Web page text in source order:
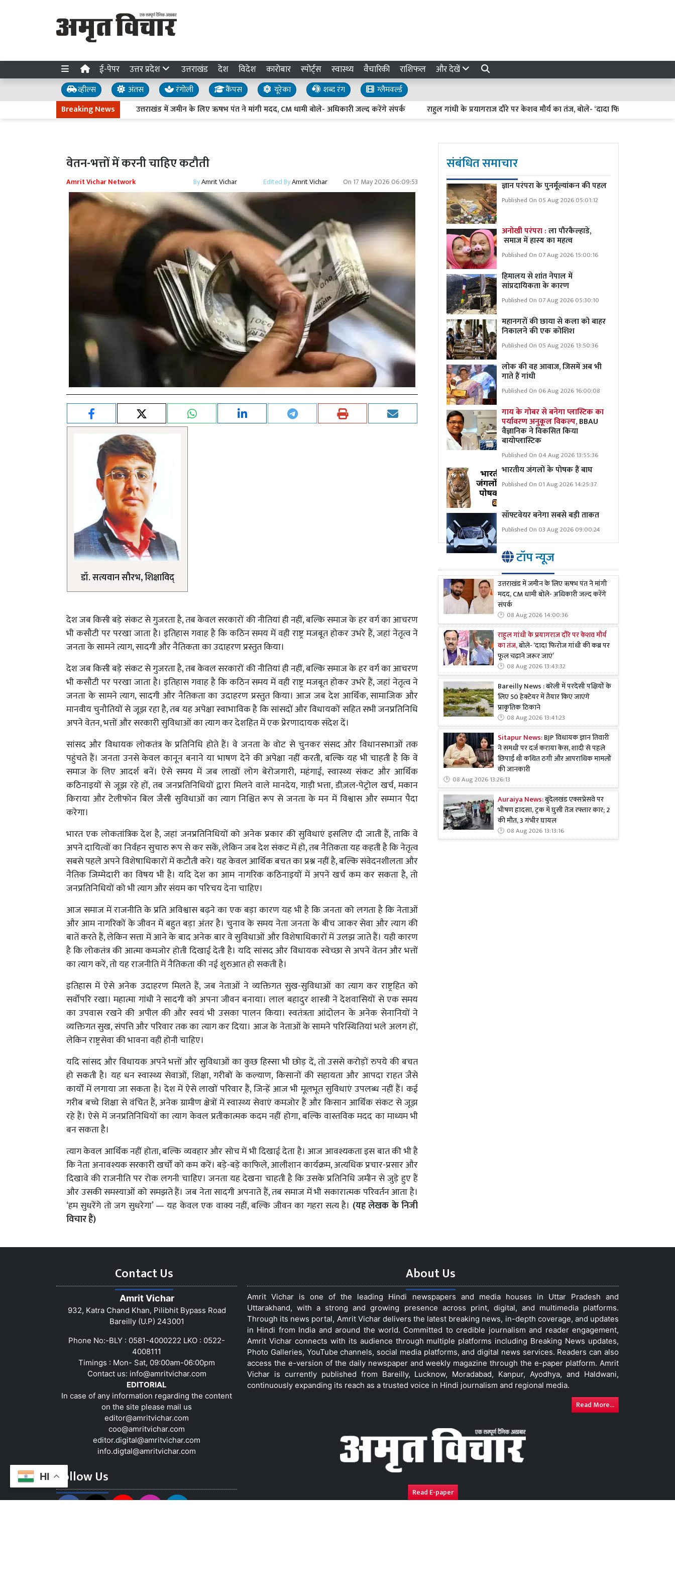
ई-पेपर उत्तर प्रदेश उत्तराखंड देश विदेश कारोबार स्पोर्ट्स स्वास्थ्य वैचारिकी राशिफल और देखें
व्हील्स अंतस रंगोली कैंपस यूरेका शब्द रंग
ग्लैमवर्ल्ड
Breaking Newsउत्तराखंड में जमीन के लिए ऋषभ पंत ने मांगी मदद, CM धामी बोले- अधिकारी जल्द करेंगे संपर्क राहुल गांधी के प्रयागराज दौरे पर केशव मौर्य का तंज, बोले- ‘दादा फिरोज गांधी की कब्र पर
HI
वेतन-भत्तों में करनी चाहिए कटौती
Amrit Vichar Network ByAmrit Vichar Edited ByAmrit Vichar On 17 May 2026 06:09:53
डॉ. सत्यवान सौरभ, शिक्षाविद्
देश जब किसी बड़े संकट से गुजरता है, तब केवल सरकारों की नीतियां ही नहीं, बल्कि समाज के हर वर्ग का आचरण
भी कसौटी पर परखा जाता है। इतिहास गवाह है कि कठिन समय में वही राष्ट्र मजबूत होकर उभरे हैं, जहां नेतृत्व ने
जनता के सामने त्याग, सादगी और नैतिकता का उदाहरण प्रस्तुत किया।
देश जब किसी बड़े संकट से गुजरता है, तब केवल सरकारों की नीतियां ही नहीं, बल्कि समाज के हर वर्ग का आचरण
भी कसौटी पर परखा जाता है। इतिहास गवाह है कि कठिन समय में वही राष्ट्र मजबूत होकर उभरे हैं, जहां नेतृत्व ने
जनता के सामने त्याग, सादगी और नैतिकता का उदाहरण प्रस्तुत किया। आज जब देश आर्थिक, सामाजिक और
मानवीय चुनौतियों से जूझ रहा है, तब यह अपेक्षा स्वाभाविक है कि सांसदों और विधायकों सहित सभी जनप्रतिनिधि
अपने वेतन, भत्तों और सरकारी सुविधाओं का त्याग कर देशहित में एक प्रेरणादायक संदेश दें।
सांसद और विधायक लोकतंत्र के प्रतिनिधि होते हैं। वे जनता के वोट से चुनकर संसद और विधानसभाओं तक
पहुंचते हैं। जनता उनसे केवल कानून बनाने या भाषण देने की अपेक्षा नहीं करती, बल्कि यह भी चाहती है कि वे
समाज के लिए आदर्श बनें। ऐसे समय में जब लाखों लोग बेरोजगारी, महंगाई, स्वास्थ्य संकट और आर्थिक
कठिनाइयों से जूझ रहे हों, तब जनप्रतिनिधियों द्वारा मिलने वाले मानदेय, गाड़ी भत्ता, डीज़ल-पेट्रोल खर्च, मकान
किराया और टेलीफोन बिल जैसी सुविधाओं का त्याग निश्चित रूप से जनता के मन में विश्वास और सम्मान पैदा
करेगा।
भारत एक लोकतांत्रिक देश है, जहां जनप्रतिनिधियों को अनेक प्रकार की सुविधाएं इसलिए दी जाती हैं, ताकि वे
अपने दायित्वों का निर्वहन सुचारु रूप से कर सकें, लेकिन जब देश संकट में हो, तब नैतिकता यह कहती है कि नेतृत्व
सबसे पहले अपने विशेषाधिकारों में कटौती करे। यह केवल आर्थिक बचत का प्रश्न नहीं है, बल्कि संवेदनशीलता और
नैतिक जिम्मेदारी का विषय भी है। यदि देश का आम नागरिक कठिनाइयों में अपने खर्च कम कर सकता है, तो
जनप्रतिनिधियों को भी त्याग और संयम का परिचय देना चाहिए।
आज समाज में राजनीति के प्रति अविश्वास बढ़ने का एक बड़ा कारण यह भी है कि जनता को लगता है कि नेताओं
और आम नागरिकों के जीवन में बहुत बड़ा अंतर है। चुनाव के समय नेता जनता के बीच जाकर सेवा और त्याग की
बातें करते हैं, लेकिन सत्ता में आने के बाद अनेक बार वे सुविधाओं और विशेषाधिकारों में उलझ जाते हैं। यही कारण
है कि लोकतंत्र की आत्मा कमजोर होती दिखाई देती है। यदि सांसद और विधायक स्वेच्छा से अपने वेतन और भत्तों
का त्याग करें, तो यह राजनीति में नैतिकता की नई शुरुआत हो सकती है।
इतिहास में ऐसे अनेक उदाहरण मिलते हैं, जब नेताओं ने व्यक्तिगत सुख-सुविधाओं का त्याग कर राष्ट्रहित को
सर्वोपरि रखा। महात्मा गांधी ने सादगी को अपना जीवन बनाया। लाल बहादुर शास्त्री ने देशवासियों से एक समय
का उपवास रखने की अपील की और स्वयं भी उसका पालन किया। स्वतंत्रता आंदोलन के अनेक सेनानियों ने
व्यक्तिगत सुख, संपत्ति और परिवार तक का त्याग कर दिया। आज के नेताओं के सामने परिस्थितियां भले अलग हों,
लेकिन राष्ट्रसेवा की भावना वही होनी चाहिए।
यदि सांसद और विधायक अपने भत्तों और सुविधाओं का कुछ हिस्सा भी छोड़ दें, तो उससे करोड़ों रुपये की बचत
हो सकती है। यह धन स्वास्थ्य सेवाओं, शिक्षा, गरीबों के कल्याण, किसानों की सहायता और आपदा राहत जैसे
कार्यों में लगाया जा सकता है। देश में ऐसे लाखों परिवार हैं, जिन्हें आज भी मूलभूत सुविधाएं उपलब्ध नहीं हैं। कई
गरीब बच्चे शिक्षा से वंचित हैं, अनेक ग्रामीण क्षेत्रों में स्वास्थ्य सेवाएं कमजोर हैं और किसान आर्थिक संकट से जूझ
रहे हैं। ऐसे में जनप्रतिनिधियों का त्याग केवल प्रतीकात्मक कदम नहीं होगा, बल्कि वास्तविक मदद का माध्यम भी
बन सकता है।
त्याग केवल आर्थिक नहीं होता, बल्कि व्यवहार और सोच में भी दिखाई देता है। आज आवश्यकता इस बात की भी है
कि नेता अनावश्यक सरकारी खर्चों को कम करें। बड़े-बड़े काफिले, आलीशान कार्यक्रम, अत्यधिक प्रचार-प्रसार और
दिखावे की राजनीति पर रोक लगनी चाहिए। जनता यह देखना चाहती है कि उसके प्रतिनिधि जमीन से जुड़े हुए हैं
और उसकी समस्याओं को समझते हैं। जब नेता सादगी अपनाते हैं, तब समाज में भी सकारात्मक परिवर्तन आता है।
‘हम सुधरेंगे तो जग सुधरेगा’ — यह केवल एक वाक्य नहीं, बल्कि जीवन का गहरा सत्य है। (यह लेखक के निजी
विचार हैं)
संबंधित समाचार
ज्ञान परंपरा के पुनर्मूल्यांकन की पहल
Published On 05 Aug 2026 05:01:12
अनोखी परंपरा :ला पौरकैल्हाडे,
समाज में हास्य का महत्व
Published On 07 Aug 2026 15:00:16
हिमालय से शांत नेपाल में
सांप्रदायिकता के कारण
Published On 07 Aug 2026 05:30:10
महानगरों की छाया से कला को बाहर
निकालने की एक कोशिश
Published On 05 Aug 2026 13:50:36
लोक की वह आवाज, जिसमें अब भी
गाते हैं गांधी
Published On 06 Aug 2026 16:00:08
गाय के गोबर से बनेगा प्लास्टिक का
पर्यावरण अनुकूल विकल्प,BBAU
वैज्ञानिक ने विकसित किया
बायोप्लास्टिक
Published On 04 Aug 2026 13:55:36
भारतीय जंगलों के पोषक हैं बाघ
Published On 01 Aug 2026 14:25:37
सॉफ्टवेयर बनेगा सबसे बड़ी ताकत
Published On 03 Aug 2026 09:00:24
टॉप न्यूज
उत्तराखंड में जमीन के लिए ऋषभ पंत ने मांगी
मदद, CM धामी बोले- अधिकारी जल्द करेंगे
संपर्क
08 Aug 2026 14:00:36
राहुल गांधी के प्रयागराज दौरे पर केशव मौर्य
का तंज,बोले- ‘दादा फिरोज गांधी की कब्र पर
फूल चढ़ाने जरूर जाएं’
08 Aug 2026 13:43:32
Bareilly News : बरेली में परदेसी पक्षियों के
लिए 50 हेक्टेयर में तैयार किए जाएंगे
प्राकृतिक ठिकाने
08 Aug 2026 13:41:23
Sitapur News:BJP विधायक ज्ञान तिवारी
ने समधी पर दर्ज कराया केस, शादी से पहले
छिपाई थी कथित ठगी और आपराधिक मामलों
की जानकारी
08 Aug 2026 13:26:13
Auraiya News:बुंदेलखंड एक्सप्रेसवे पर
भीषण हादसा, ट्रक में घुसी तेज रफ्तार कार; 2
की मौत, 3 गंभीर घायल
08 Aug 2026 13:13:16
Contact Us
Amrit Vichar
932, Katra Chand Khan, Pilibhit Bypass Road
Bareilly (U.P) 243001
Phone No:-BLY : 0581-4000222 LKO : 0522-
4008111
Timings : Mon- Sat, 09:00am-06:00pm
Contact us: info@amritvichar.com
EDITORIAL
In case of any information regarding the content
on the site please mail us
editor@amritvichar.com
coo@amritvichar.com
editor.digital@amritvichar.com
info.digtal@amritvichar.com
Follow Us
About Us
Amrit Vichar is one of the leading Hindi newspapers and media houses in Uttar Pradesh and
Uttarakhand, with a strong and growing presence across print, digital, and multimedia platforms.
Through its news portal, Amrit Vichar delivers the latest breaking news, in-depth coverage, and updates
in Hindi from India and around the world. Committed to credible journalism and reader engagement,
Amrit Vichar connects with its audience through multiple platforms including Breaking News updates,
Photo Galleries, YouTube channels, social media platforms, and digital news services. Readers can also
access the e-version of the daily newspaper and weekly magazine through the e-paper platform. Amrit
Vichar is currently published from Bareilly, Lucknow, Moradabad, Kanpur, Ayodhya, and Haldwani,
continuously expanding its reach as a trusted voice in Hindi journalism and regional media.
Read More...
Read E-paper